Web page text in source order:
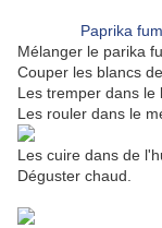
Paprika
Mélanger le parika
Couper les blancs
Les tremper dans le
Les rouler dans le
Les cuire dans de
Déguster chaud.